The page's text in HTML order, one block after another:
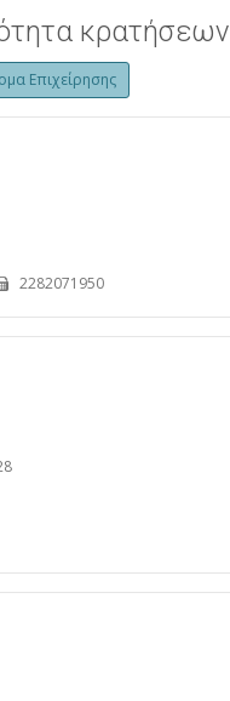
κρατήσεων ]
Επιχείρησης
2282071950